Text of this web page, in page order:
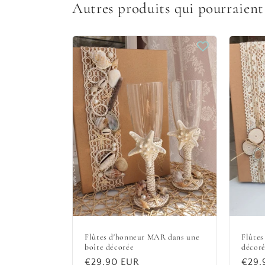
Autres produits qui
Flûtes d'honneur MAR dans une
boîte décorée
Prix
€29,90 EUR
Prix